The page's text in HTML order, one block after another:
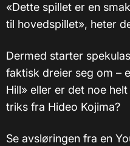
«Dette spillet er en
til hovedspillet», heter
Dermed starter
faktisk dreier seg om –
Hill» eller er det noe
triks fra Hideo Kojima?
Se avsløringen fra en